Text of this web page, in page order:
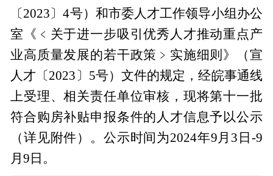
〔2023〕4号）和市委人才工作领导小组办公
室《﹤关于进一步吸引优秀人才推动重点产
业高质量发展的若干政策﹥实施细则》（宣
人才〔2023〕5号）文件的规定，经皖事通线
上受理、相关责任单位审核，现将第十一批
符合购房补贴申报条件的人才信息予以公示
（详见附件）。公示时间为2024年9月3日-9
月9日。